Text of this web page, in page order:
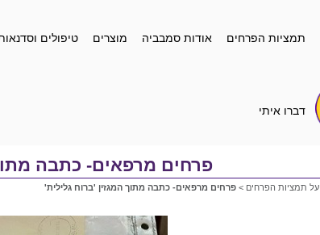
תמציות הפרחים אודות סמבביה מוצרים טיפולים
דברו איתי
פרחים מרפאים- כתבה
על תמציות הפרחים > פרחים מרפאים- כתבה מתוך המגזין 'ברוח גלילית'